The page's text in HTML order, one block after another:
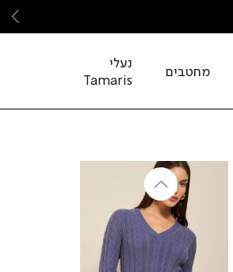
מחטבים
נעלי
Tamaris